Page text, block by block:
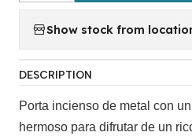
Show stock from
DESCRIPTION
Porta incienso de metal con
hermoso para difrutar de un